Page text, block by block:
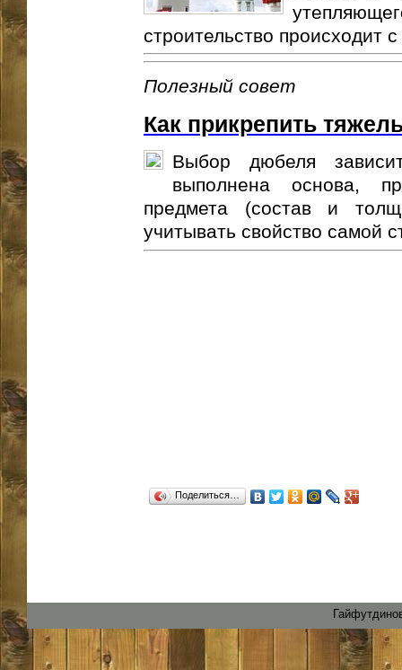
строительство происходит
Полезный совет
Как прикрепить
Выбор дюбеля
выполнена основа,
предмета (состав и
учитывать свойство самой
Поделиться…